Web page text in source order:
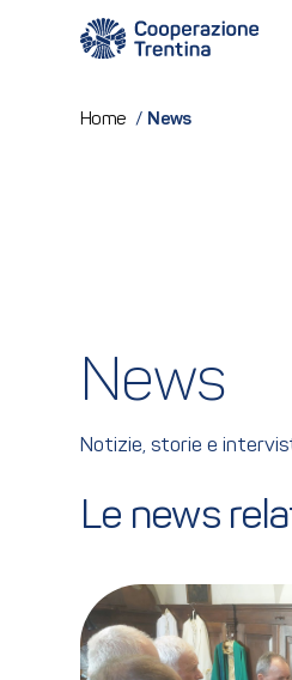
Home / News
News
Notizie, storie e
Le news